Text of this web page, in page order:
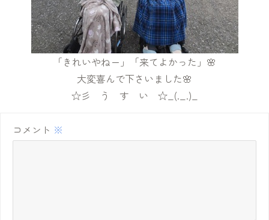
「きれいやねー」「来てよかった」🌸
大変喜んで下さいました🌸
☆彡 う す い ☆_(._.)_
コメント ※